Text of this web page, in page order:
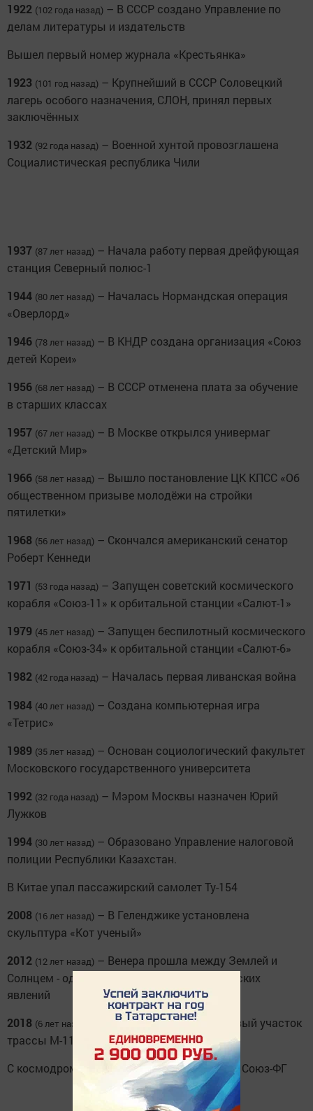
1922 (102 года назад) – В СССР создано Управление по
делам литературы и издательств
Вышел первый номер журнала «Крестьянка»
1923 (101 год назад) – Крупнейший в СССР Соловецкий
лагерь особого назначения, СЛОН, принял первых
заключённых
1932 (92 года назад) – Военной хунтой провозглашена
Социалистическая республика Чили
1937 (87 лет назад) – Начала работу первая дрейфующая
станция Северный полюс-1
1944 (80 лет назад) – Началась Нормандская операция
«Оверлорд»
1946 (78 лет назад) – В КНДР создана организация «Союз
детей Кореи»
1956 (68 лет назад) – В СССР отменена плата за обучение
в старших классах
1957 (67 лет назад) – В Москве открылся универмаг
«Детский Мир»
1966 (58 лет назад) – Вышло постановление ЦК КПСС «Об
общественном призыве молодёжи на стройки
пятилетки»
1968 (56 лет назад) – Скончался американский сенатор
Роберт Кеннеди
1971 (53 года назад) – Запущен советский космического
корабля «Союз-11» к орбитальной станции «Салют-1»
1979 (45 лет назад) – Запущен беспилотный космического
корабля «Союз-34» к орбитальной станции «Салют-6»
1982 (42 года назад) – Началась первая ливанская война
1984 (40 лет назад) – Создана компьютерная игра
«Тетрис»
1989 (35 лет назад) – Основан социологический факультет
Московского государственного университета
1992 (32 года назад) – Мэром Москвы назначен Юрий
Лужков
1994 (30 лет назад) – Образовано Управление налоговой
полиции Республики Казахстан.
В Китае упал пассажирский самолет Ту-154
2008 (16 лет назад) – В Геленджике установлена
скульптура «Кот ученый»
2012 (12 лет назад) – Венера прошла между Землей и
Солнцем - одно из редчайших астрономических
явлений
2018 (6 лет назад)
– Открыт для движения новый участок
трассы М-11 «Москва-Санкт-Петербург».
С космодрома Байконур стартовала ракета Союз-ФГ